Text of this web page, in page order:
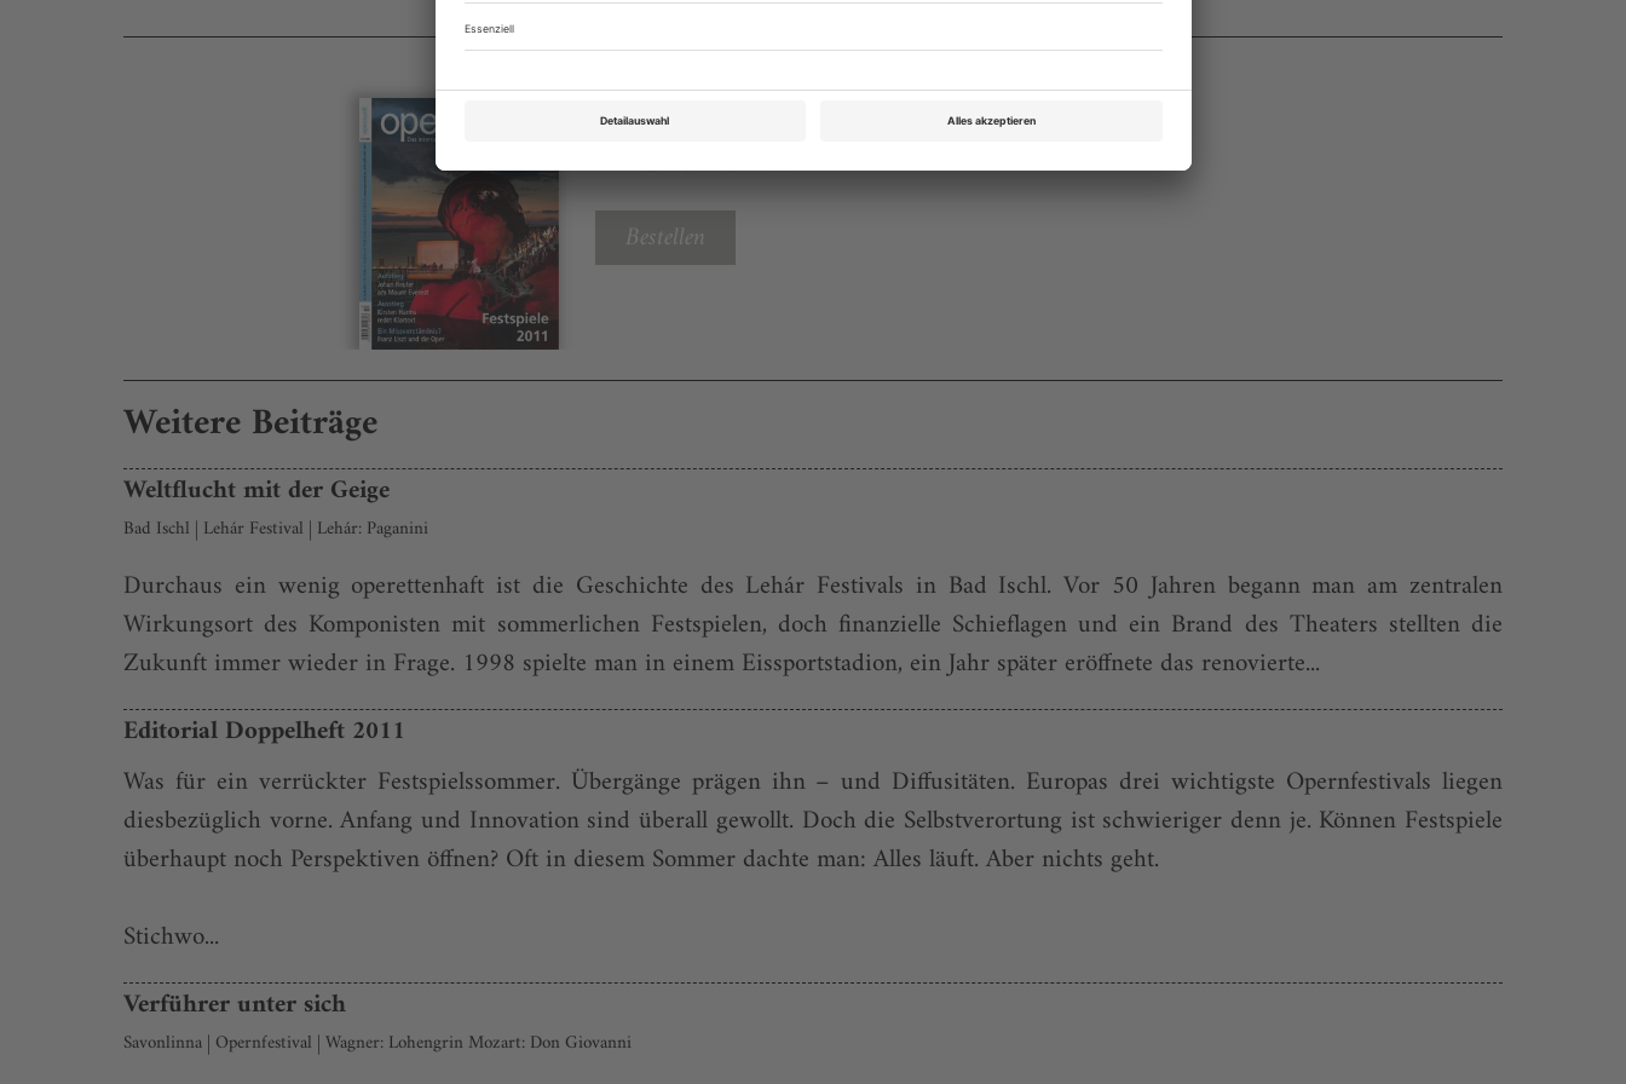
Opernwelt September/Oktober 2011
Rubrik: Medien | CDs, DVDs, Seite 48
von Ekkehard Pluta
Bestellen
Weitere Beiträge
Weltflucht mit der Geige
Bad Ischl | Lehár Festival | Lehár: Paganini
Durchaus ein wenig operettenhaft ist die Geschichte des Lehár Festivals in Bad Ischl. Vor 50 Jahren begann man am zentralen
Wirkungsort des Komponisten mit sommerlichen Festspielen, doch finanzielle Schieflagen und ein Brand des Theaters stellten die
Zukunft immer wieder in Frage. 1998 spielte man in einem Eissportstadion, ein Jahr später eröffnete das renovierte...
Editorial Doppelheft 2011
Was für ein verrückter Festspielssommer. Übergänge prägen ihn – und Diffusitäten. Europas drei wichtigste Opernfestivals liegen
diesbezüglich vorne. Anfang und Innovation sind überall gewollt. Doch die Selbstverortung ist schwieriger denn je. Können Festspiele
überhaupt noch Perspektiven öffnen? Oft in diesem Sommer dachte man: Alles läuft. Aber nichts geht.
Stichwo...
Verführer unter sich
Savonlinna | Opernfestival | Wagner: Lohengrin Mozart: Don Giovanni